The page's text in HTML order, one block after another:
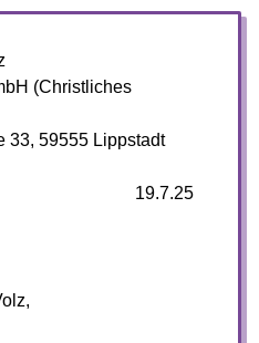
(Christliches
33, 59555 Lippstadt
19.7.25